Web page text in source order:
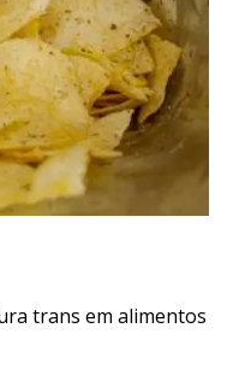
trans em alimentos